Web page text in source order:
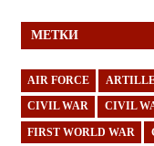
МЕТКИ
AIR FORCE
CIVIL WAR CIVIL
FIRST WORLD WAR